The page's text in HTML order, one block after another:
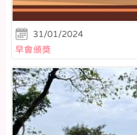
31/01/2024
早會頒獎